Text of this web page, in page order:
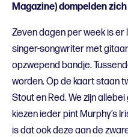
Magazine) dompelden
Zeven dagen per week is er
singer-songwriter met
opzwepend bandje.
worden. Op de kaart staan
Stout en Red. We zijn
kiezen ieder pint Murphy’s
is dat ook deze aan de